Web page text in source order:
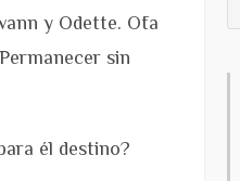
y Odette. Ōta
sin
él destino?